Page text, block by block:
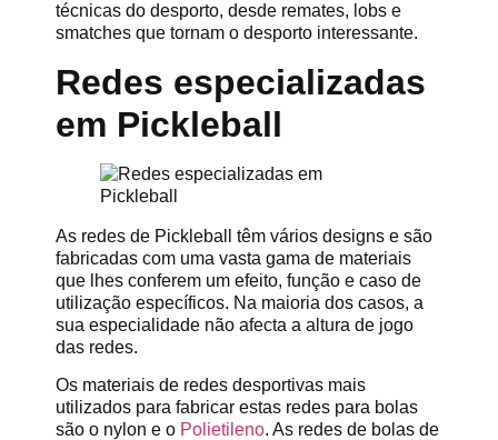
técnicas do desporto, desde remates, lobs e
smatches que tornam o desporto interessante.
Redes especializadas
em Pickleball
As redes de Pickleball têm vários designs e são
fabricadas com uma vasta gama de materiais
que lhes conferem um efeito, função e caso de
utilização específicos. Na maioria dos casos, a
sua especialidade não afecta a altura de jogo
das redes.
Os materiais de redes desportivas mais
utilizados para fabricar estas redes para bolas
são o nylon e o Polietileno. As redes de bolas de